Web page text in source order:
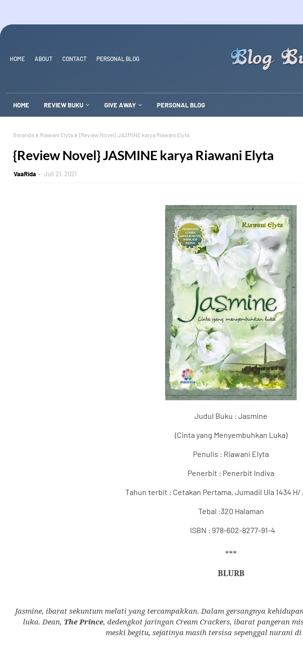
HOME ABOUT CONTACT PERSONAL BLOG
HOME REVIEW BUKU GIVE AWAY PERSONAL BLOG
Beranda Riawani Elyta {Review Novel} JASMINE karya Riawani Elyta
{Review Novel} JASMINE karya Riawani Elyta
VaaRida Juli 21, 2021
Judul Buku : Jasmine
(Cinta yang Menyembuhkan Luka)
Penulis : Riawani Elyta
Penerbit : Penerbit Indiva
Tahun terbit : Cetakan Pertama, Jumadil Ula 1434
Tebal :320 Halaman
ISBN : 978-602-8277-91-4
***
BLURB
Jasmine, ibarat sekuntum melati yang tercampakkan. Dalam gersangnya
luka. Dean, The Prince, dedengkot jaringan Cream Crackers, ibarat pangeran
meski begitu, sejatinya masih tersisa sepenggal nurani